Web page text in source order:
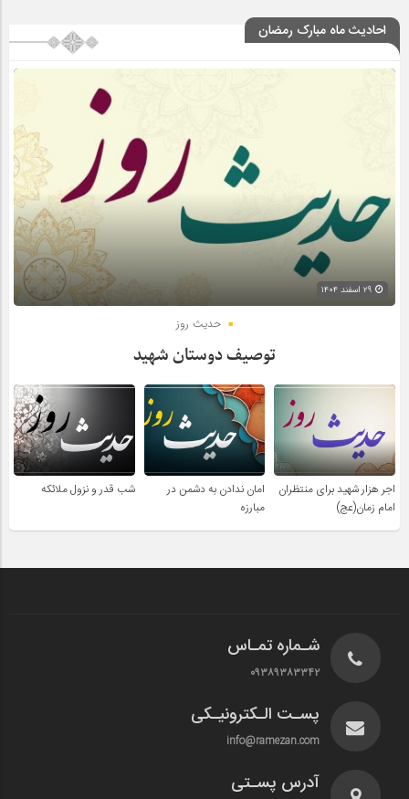
احادیث ماه مبارک رمضان
حدیث روز
توصیف دوستان شهید
اجر هزار شهید برای منتظران
امام زمان(عج)
امان ندادن به دشمن در
مبارزه
شب قدر و نزول ملائکه
شـماره تمـاس
۰۹۳۸۹۳۸۳۳۴۲
پسـت الـکترونیـکی
info@ramezan.com
آدرس پسـتی